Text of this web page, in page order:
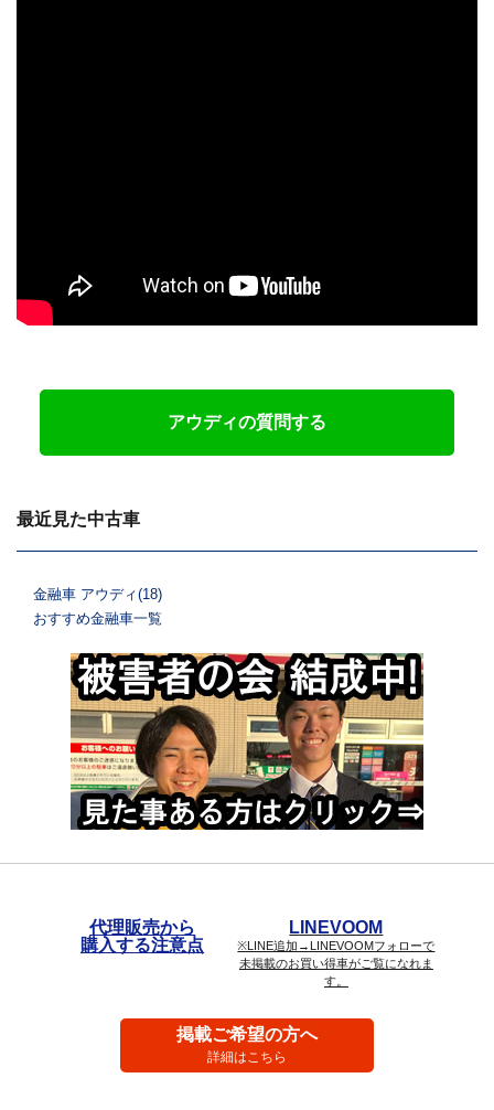
アウディの質問する
最近見た中古車
金融車 アウディ(18)
おすすめ金融車一覧
代理販売から
購入する注意点
LINEVOOM
※LINE追加→LINEVOOMフォローで
未掲載のお買い得車がご覧になれま
す。
掲載ご希望の方へ
詳細はこちら